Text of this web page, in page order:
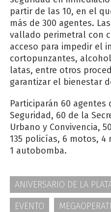
partir de las 10, en el
más de 300 agentes.
vallado perimetral con
acceso para impedir el
cortopunzantes,
latas, entre otros
garantizar el bienestar
Participarán 60 agentes
Seguridad, 60 de la
Urbano y Convivencia,
135 policías, 6 motos, 4
1 autobomba.
ANIVERSARIO DE LA
EVENTO